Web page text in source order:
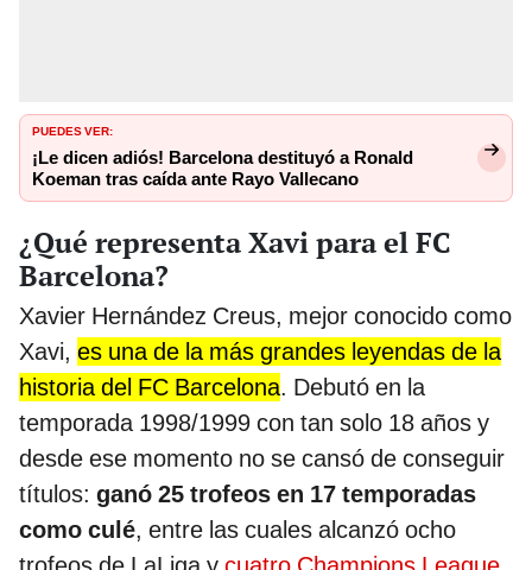
PUEDES VER:
¡Le dicen adiós! Barcelona destituyó a Ronald
Koeman tras caída ante Rayo Vallecano
¿Qué representa Xavi para el FC
Barcelona?
Xavier Hernández Creus, mejor conocido como
Xavi, es una de la más grandes leyendas de la
historia del FC Barcelona. Debutó en la
temporada 1998/1999 con tan solo 18 años y
desde ese momento no se cansó de conseguir
títulos: ganó 25 trofeos en 17 temporadas
como culé, entre las cuales alcanzó ocho